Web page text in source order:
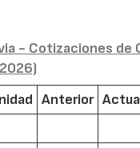
- Cotizaciones de
Anterior